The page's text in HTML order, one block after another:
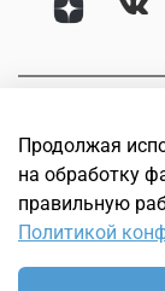
© Офисный мир.
Продолжая
на обработку
правильную
Политикой